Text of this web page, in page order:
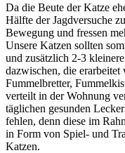
Da die Beute der Katze
Hälfte der Jagdversuche
Bewegung und fressen
Unsere Katzen sollten
und zusätzlich 2-3
dazwischen, die
Fummelbretter,
verteilt in der Wohnung
täglichen gesunden
fehlen, denn diese im
in Form von Spiel- und
Katzen.